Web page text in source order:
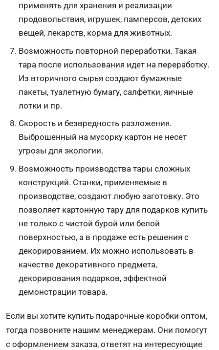
применять для хранения и реализации
продовольствия, игрушек, памперсов, детских
вещей, лекарств, корма для животных.
Возможность повторной переработки. Такая
тара после использования идет на переработку.
Из вторичного сырья создают бумажные
пакеты, туалетную бумагу, салфетки, яичные
лотки и пр.
Скорость и безвредность разложения.
Выброшенный на мусорку картон не несет
угрозы для экологии.
Возможность производства тары сложных
конструкций. Станки, применяемые в
производстве, создают любую заготовку. Это
позволяет картонную тару для подарков купить
не только с чистой бурой или белой
поверхностью, а в продаже есть решения с
декорированием. Их можно использовать в
качестве декоративного предмета,
декорирования подарков, эффектной
демонстрации товара.
Если вы хотите купить подарочные коробки оптом,
тогда позвоните нашим менеджерам. Они помогут
с оформлением заказа, ответят на интересующие